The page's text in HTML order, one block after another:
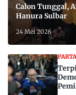
Calon Tunggal,
Hanura Sulbar
24 Mei 2026